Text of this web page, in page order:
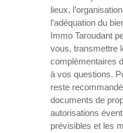
lieux,
l’adéquation du
Immo Taroudant
vous, transmettre
complémentaires
à vos questions.
reste
documents de
autorisations
prévisibles et les